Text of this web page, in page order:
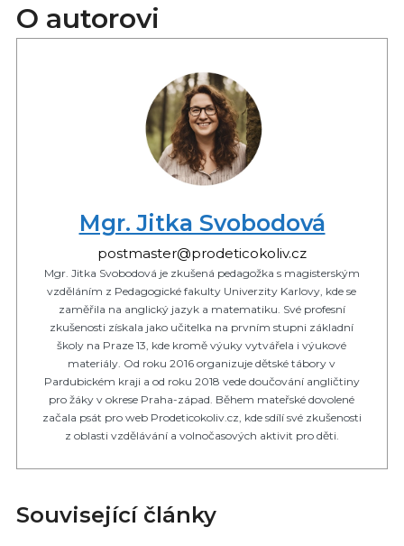
O autorovi
Mgr. Jitka Svobodová
postmaster@prodeticokoliv.cz
Mgr. Jitka Svobodová je zkušená pedagožka s magisterským
vzděláním z Pedagogické fakulty Univerzity Karlovy, kde se
zaměřila na anglický jazyk a matematiku. Své profesní
zkušenosti získala jako učitelka na prvním stupni základní
školy na Praze 13, kde kromě výuky vytvářela i výukové
materiály. Od roku 2016 organizuje dětské tábory v
Pardubickém kraji a od roku 2018 vede doučování angličtiny
pro žáky v okrese Praha-západ. Během mateřské dovolené
začala psát pro web Prodeticokoliv.cz, kde sdílí své zkušenosti
z oblasti vzdělávání a volnočasových aktivit pro děti.
Související články